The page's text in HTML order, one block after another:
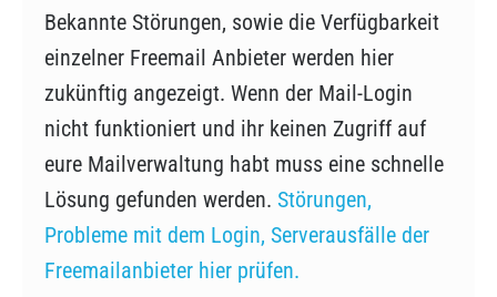
Bekannte Störungen, sowie die Verfügbarkeit
einzelner Freemail Anbieter werden hier
zukünftig angezeigt. Wenn der Mail-Login
nicht funktioniert und ihr keinen Zugriff auf
eure Mailverwaltung habt muss eine schnelle
Lösung gefunden werden. Störungen,
Probleme mit dem Login, Serverausfälle der
Freemailanbieter hier prüfen.